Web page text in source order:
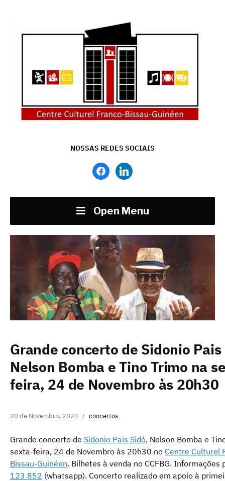
NOSSAS REDES SOCIAIS
facebooklinkedin
Open Menu
Grande concerto de Sidonio
Nelson Bomba e Tino Trimo na
feira, 24 de Novembro às 20h30
20 de Novembro, 2023 concertos
Grande concerto de Sidonio Pais Sidó, Nelson Bomba e
sexta-feira, 24 de Novembro às 20h30 no Centre Culturel
Bissau-Guinéen. Bilhetes à venda no CCFBG. Informações
123 852 (whatsapp). Concerto realizado em apoio à